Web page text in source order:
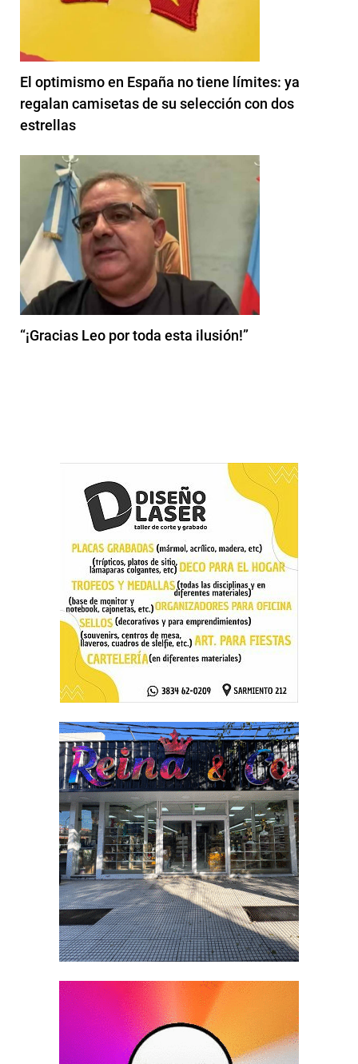
El optimismo en España no tiene límites: ya
regalan camisetas de su selección con dos
estrellas
“¡Gracias Leo por toda esta ilusión!”